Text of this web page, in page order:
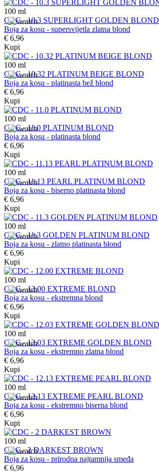
100 ml
CDC - 10.3 SUPERLIGHT GOLDEN BLOND
Boja za kosu - supersvijetla zlatna blond
€ 6,96
Kupi
100 ml
CDC - 10.32 PLATINUM BEIGE BLOND
Boja za kosu - platinasta bež blond
€ 6,96
Kupi
100 ml
CDC - 11.0 PLATINUM BLOND
Boja za kosu - platinasta blond
€ 6,96
Kupi
100 ml
CDC - 11.13 PEARL PLATINUM BLOND
Boja za kosu - biserno platinasta blond
€ 6,96
Kupi
100 ml
CDC - 11.3 GOLDEN PLATINUM BLOND
Boja za kosu - zlatno platinasta blond
€ 6,96
Kupi
100 ml
CDC - 12.00 EXTREME BLOND
Boja za kosu - ekstremna blond
€ 6,96
Kupi
100 ml
CDC - 12.03 EXTREME GOLDEN BLOND
Boja za kosu - ekstremno zlatna blond
€ 6,96
Kupi
100 ml
CDC - 12.13 EXTREME PEARL BLOND
Boja za kosu - ekstremno biserna blond
€ 6,96
Kupi
100 ml
CDC - 2 DARKEST BROWN
Boja za kosu - prirodna najtamnija smeđa
€ 6,96